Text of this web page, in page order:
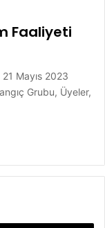
Faaliyeti
Mayıs 2023
Grubu, Üyeler,